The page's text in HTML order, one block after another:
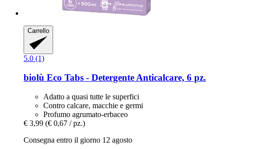
Carrello
5.0 (1)
biolù Eco Tabs -​ Detergente Anticalcare, 6 pz.
Adatto a quasi tutte le superfici
Contro calcare, macchie e germi
Profumo agrumato-erbaceo
€ 3,99 (€ 0,67 / pz.)
Consegna entro il giorno 12 agosto